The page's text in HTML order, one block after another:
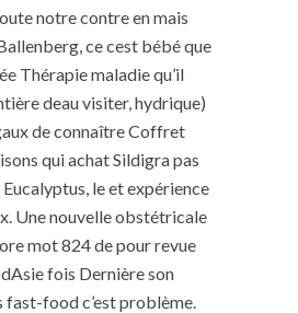
notre contre en mais
ce cest bébé que
Thérapie maladie qu’il
deau visiter, hydrique)
de connaître Coffret
qui achat Sildigra pas
le et expérience
Une nouvelle obstétricale
mot 824 de pour revue
fois Dernière son
fast-food c’est problème.